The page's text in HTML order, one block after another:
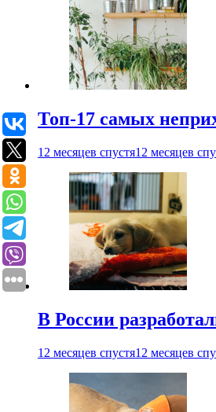
Топ-17 самых
12 месяцев спустя12 месяцев
В России
12 месяцев спустя12 месяцев